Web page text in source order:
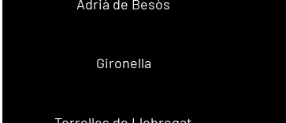
Adrià de Besòs
Gironella